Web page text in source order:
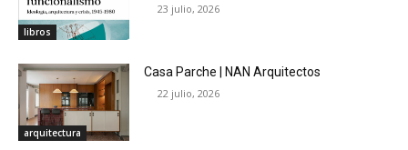
libros
23 julio, 2026
arquitectura
Casa Parche | NAN Arquitectos
22 julio, 2026